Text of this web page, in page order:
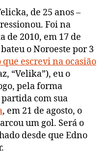
de 25 anos –
Foi na
de 2010, em 17 de
o Noroeste por 3
que escrevi na ocasião
“Velika”), eu o
pela forma
com sua
, em 21 de agosto, o
um gol. Será o
desde que Edno